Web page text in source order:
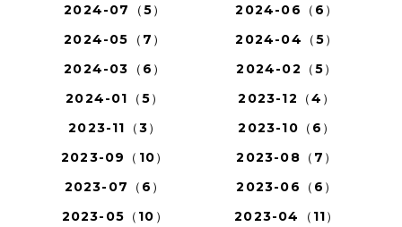
2024-07（5）
2024-06（6）
2024-05（7）
2024-04（5）
2024-03（6）
2024-02（5）
2024-01（5）
2023-12（4）
2023-11（3）
2023-10（6）
2023-09（10）
2023-08（7）
2023-07（6）
2023-06（6）
2023-05（10）
2023-04（11）